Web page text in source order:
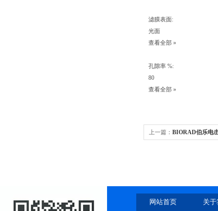
滤膜表面:
光面
查看全部 »
孔隙率 %:
80
查看全部 »
上一篇： BIORAD伯乐电
网站首页 关